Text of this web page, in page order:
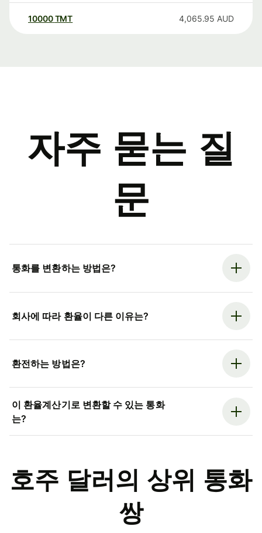
10000 TMT 4,065.95 AUD
자주 묻는 질
문
통화를 변환하는 방법은?
회사에 따라 환율이 다른 이유는?
환전하는 방법은?
이 환율계산기로 변환할 수 있는 통화
는?
호주 달러의 상위 통화
쌍